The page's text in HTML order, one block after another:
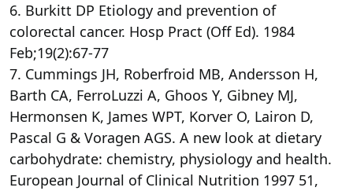
6. Burkitt DP Etiology and prevention of
colorectal cancer. Hosp Pract (Off Ed). 1984
Feb;19(2):67-77
7. Cummings JH, Roberfroid MB, Andersson H,
Barth CA, FerroLuzzi A, Ghoos Y, Gibney MJ,
Hermonsen K, James WPT, Korver O, Lairon D,
Pascal G & Voragen AGS. A new look at dietary
carbohydrate: chemistry, physiology and health.
European Journal of Clinical Nutrition 1997 51,